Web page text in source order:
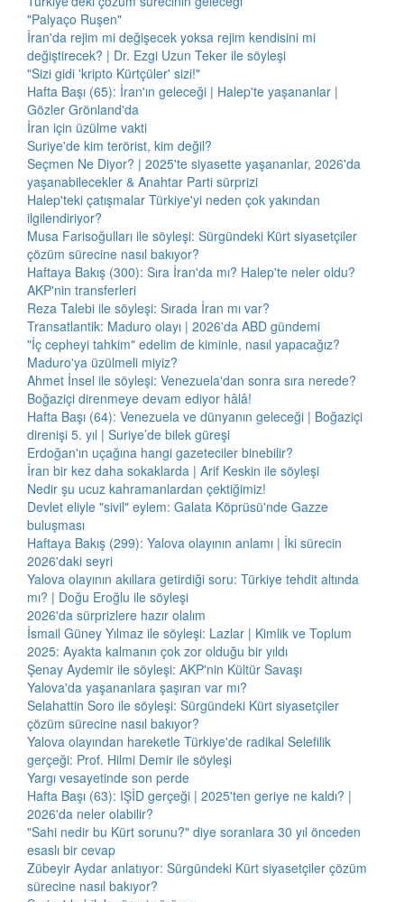
"Palyaço Ruşen"
İran'da rejim mi değişecek yoksa rejim kendisini mi
değiştirecek? | Dr. Ezgi Uzun Teker ile söyleşi
"Sizi gidi 'kripto Kürtçüler' sizi!"
Hafta Başı (65): İran'ın geleceği | Halep'te yaşananlar |
Gözler Grönland'da
İran için üzülme vakti
Suriye'de kim terörist, kim değil?
Seçmen Ne Diyor? | 2025'te siyasette yaşananlar, 2026'da
yaşanabilecekler & Anahtar Parti sürprizi
Halep'teki çatışmalar Türkiye'yi neden çok yakından
ilgilendiriyor?
Musa Farisoğulları ile söyleşi: Sürgündeki Kürt siyasetçiler
çözüm sürecine nasıl bakıyor?
Haftaya Bakış (300): Sıra İran'da mı? Halep'te neler oldu?
AKP'nin transferleri
Reza Talebi ile söyleşi: Sırada İran mı var?
Transatlantik: Maduro olayı | 2026'da ABD gündemi
"İç cepheyi tahkim" edelim de kiminle, nasıl yapacağız?
Maduro'ya üzülmeli miyiz?
Ahmet İnsel ile söyleşi: Venezuela'dan sonra sıra nerede?
Boğaziçi direnmeye devam ediyor hâlâ!
Hafta Başı (64): Venezuela ve dünyanın geleceği | Boğaziçi
direnişi 5. yıl | Suriye’de bilek güreşi
Erdoğan'ın uçağına hangi gazeteciler binebilir?
İran bir kez daha sokaklarda | Arif Keskin ile söyleşi
Nedir şu ucuz kahramanlardan çektiğimiz!
Devlet eliyle "sivil" eylem: Galata Köprüsü'nde Gazze
buluşması
Haftaya Bakış (299): Yalova olayının anlamı | İki sürecin
2026'daki seyri
Yalova olayının akıllara getirdiği soru: Türkiye tehdit altında
mı? | Doğu Eroğlu ile söyleşi
2026'da sürprizlere hazır olalım
İsmail Güney Yılmaz ile söyleşi: Lazlar | Kimlik ve Toplum
2025: Ayakta kalmanın çok zor olduğu bir yıldı
Şenay Aydemir ile söyleşi: AKP'nin Kültür Savaşı
Yalova'da yaşananlara şaşıran var mı?
Selahattin Soro ile söyleşi: Sürgündeki Kürt siyasetçiler
çözüm sürecine nasıl bakıyor?
Yalova olayından hareketle Türkiye'de radikal Selefilik
gerçeği: Prof. Hilmi Demir ile söyleşi
Yargı vesayetinde son perde
Hafta Başı (63): IŞİD gerçeği | 2025'ten geriye ne kaldı? |
2026'da neler olabilir?
"Sahi nedir bu Kürt sorunu?" diye soranlara 30 yıl önceden
esaslı bir cevap
Zübeyir Aydar anlatıyor: Sürgündeki Kürt siyasetçiler çözüm
sürecine nasıl bakıyor?